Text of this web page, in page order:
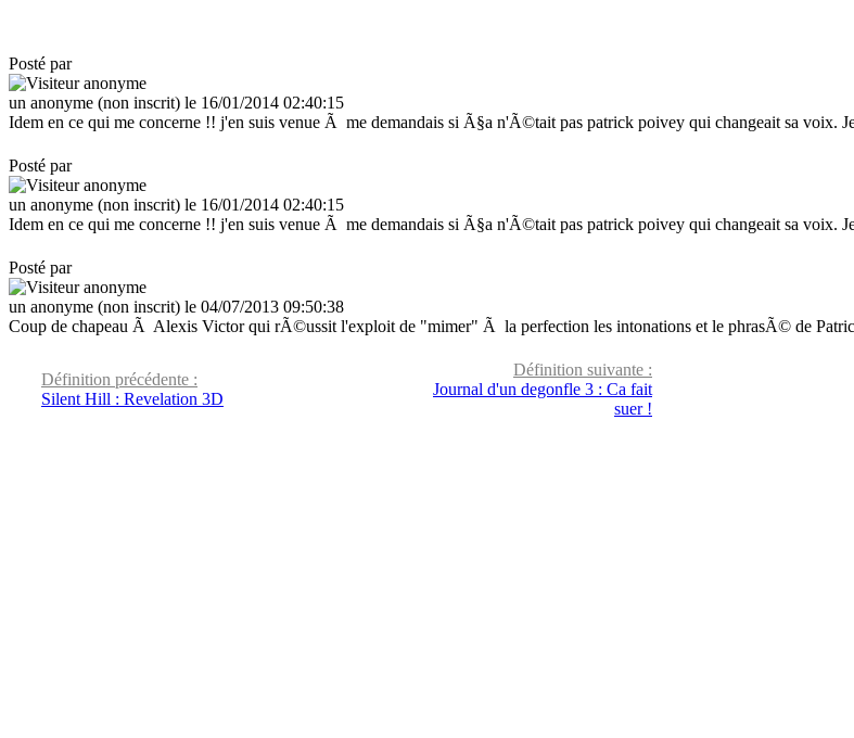
Posté par
un anonyme (non inscrit) le 16/01/2014 02:40:15
Idem en ce qui me concerne !! j'en suis venue Ã me demandais si Ã§a n'Ã©tait pas patrick poivey qui changeait sa
Posté par
un anonyme (non inscrit) le 16/01/2014 02:40:15
Idem en ce qui me concerne !! j'en suis venue Ã me demandais si Ã§a n'Ã©tait pas patrick poivey qui changeait sa
Posté par
un anonyme (non inscrit) le 04/07/2013 09:50:38
Coup de chapeau Ã Alexis Victor qui rÃ©ussit l'exploit de "mimer" Ã la perfection les intonations et le phrasÃ© de
Définition précédente :
Silent Hill : Revelation 3D
Définition suivante :
Journal d'un degonfle 3 : Ca fait
suer !